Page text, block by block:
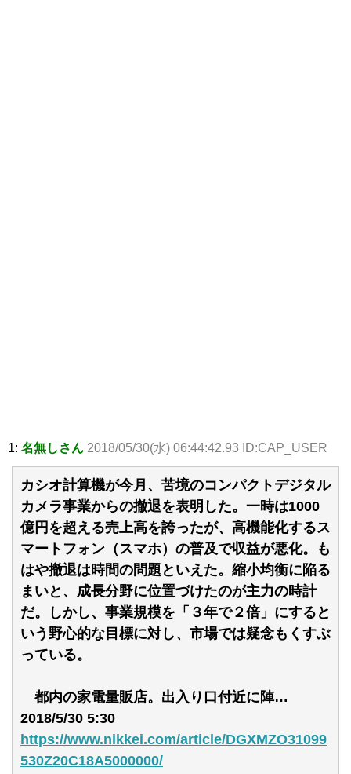
1: 名無しさん 2018/05/30(水) 06:44:42.93 ID:CAP_USER
カシオ計算機が今月、苦境のコンパクトデジタル
カメラ事業からの撤退を表明した。一時は1000
億円を超える売上高を誇ったが、高機能化するス
マートフォン（スマホ）の普及で収益が悪化。も
はや撤退は時間の問題といえた。縮小均衡に陥る
まいと、成長分野に位置づけたのが主力の時計
だ。しかし、事業規模を「３年で２倍」にすると
いう野心的な目標に対し、市場では疑念もくすぶ
っている。
都内の家電量販店。出入り口付近に陣…
2018/5/30 5:30
https://www.nikkei.com/article/DGXMZO31099
530Z20C18A5000000/